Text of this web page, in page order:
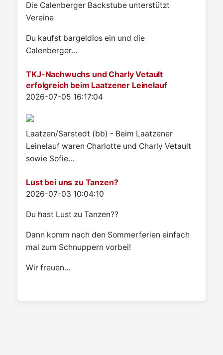
Die Calenberger Backstube unterstützt
Vereine
Du kaufst bargeldlos ein und die
Calenberger...
TKJ-Nachwuchs und Charly Vetault
erfolgreich beim Laatzener Leinelauf
Details
2026-07-05 16:17:04
Laatzen/Sarstedt (bb) - Beim Laatzener
Leinelauf waren Charlotte und Charly Vetault
sowie Sofie...
Lust bei uns zu Tanzen?
Details
2026-07-03 10:04:10
Du hast Lust zu Tanzen??
Dann komm nach den Sommerferien einfach
mal zum Schnuppern vorbei!
Wir freuen...